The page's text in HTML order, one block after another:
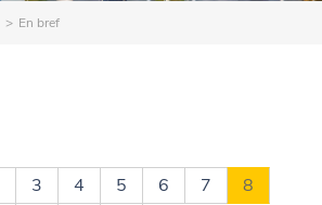
En bref
3 4 5 6 7
8